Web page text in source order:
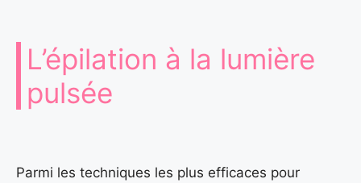
L’épilation à la lumière
pulsée
Parmi les techniques les plus efficaces pour